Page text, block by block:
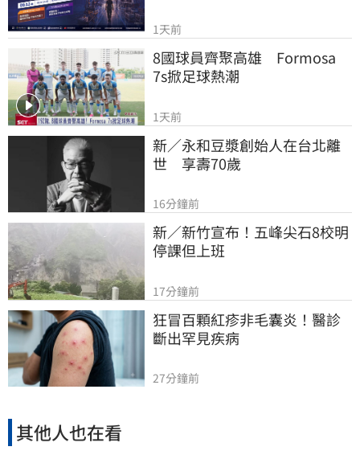
1天前
8國球員齊聚高雄　Formosa
7s掀足球熱潮
1天前
新／永和豆漿創始人在台北離
世　享壽70歲
16分鐘前
新／新竹宣布！五峰尖石8校明
停課但上班
17分鐘前
狂冒百顆紅疹非毛囊炎！醫診
斷出罕見疾病
27分鐘前
其他人也在看